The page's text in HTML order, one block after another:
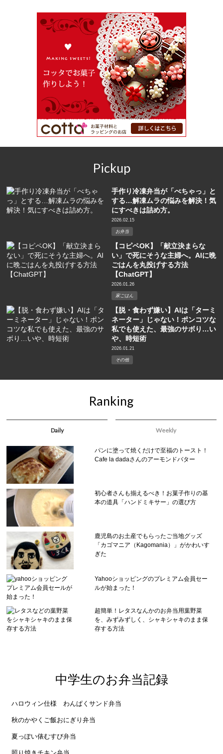
Pickup
手作り冷凍弁当が「べちゃっ」と
する…解凍ムラの悩みを解決！気
にすべきは詰め方。
2026.02.15
お弁当
【コピペOK】「献立決まらな
い」で死にそうな主婦へ。AIに晩
ごはんを丸投げする方法
【ChatGPT】
2026.01.26
家ごはん
【脱・食わず嫌い】AIは「ターミ
ネーター」じゃない！ポンコツな
私でも使えた、最強のサボり…い
や、時短術
2026.01.21
その他
Ranking
Daily Weekly
パンに塗って焼くだけで至福のトースト！
Cafe la dadaさんのアーモンドバター
初心者さんも揃えるべき！お菓子作りの基
本の道具「ハンドミキサー」の選び方
鹿児島のお土産でもらったご当地グッズ
「カゴマニア（Kagomania）」がかわいす
ぎた
Yahooショッピングのプレミアム会員セー
ルが始まった！
超簡単！レタスなんかのお弁当用葉野菜
を、みずみずしく、シャキシャキのまま保
存する方法
中学生のお弁当記録
ハロウィン仕様 わんぱくサンド弁当
秋のかやくご飯おにぎり弁当
夏っぽい俵むすび弁当